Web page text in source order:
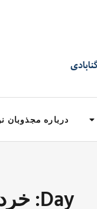
درباره مجذوبان
Day: خرداد 19, 1397